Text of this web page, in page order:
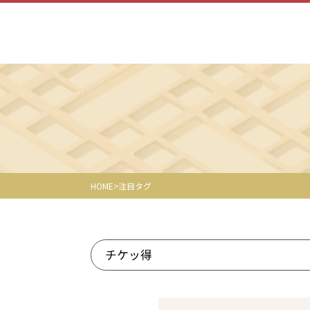
HOME 注目タグ